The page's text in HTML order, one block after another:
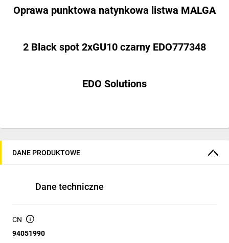
Oprawa punktowa natynkowa listwa MALGA
2 Black spot 2xGU10 czarny EDO777348
EDO Solutions
DANE PRODUKTOWE
Dane techniczne
CN
94051990